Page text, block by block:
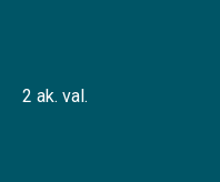
2 ak. val.